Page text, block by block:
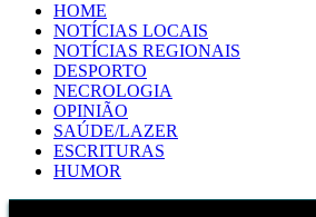
HOME
NOTÍCIAS LOCAIS
NOTÍCIAS REGIONAIS
DESPORTO
NECROLOGIA
OPINIÃO
SAÚDE/LAZER
ESCRITURAS
HUMOR